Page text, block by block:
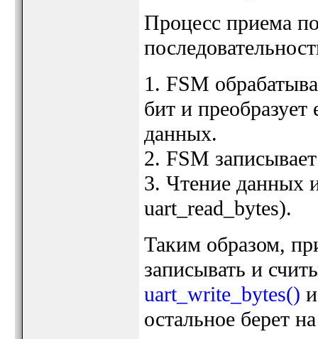
Процесс приема
1. FSM
бит и преобразует
данных.
2. FSM
3. Чтение данных
uart_read_bytes).
Таким образом,
записывать и
uart_write_bytes()
остальное берет